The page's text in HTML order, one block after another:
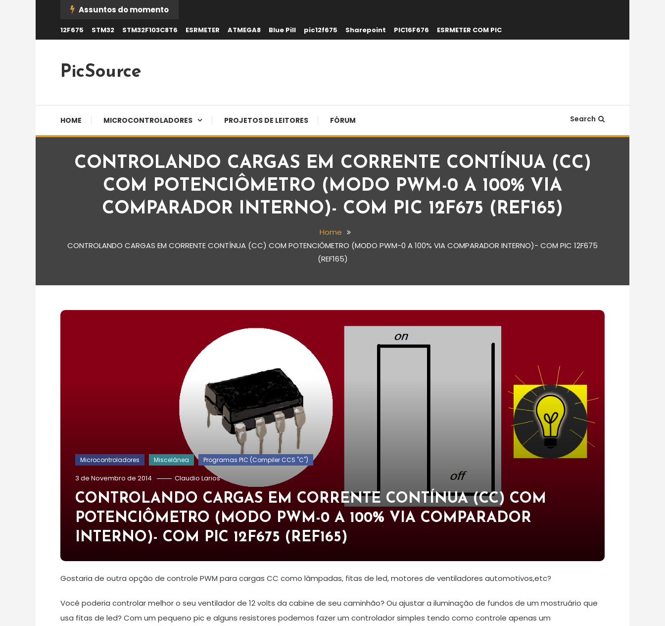
Content
Assuntos do momento
12F675 STM32 STM32F103C8T6 ESRMETER ATMEGA8 Blue Pill pic12f675 Sharepoint PIC16F676 ESRMETER COM PIC
PicSource
HOME MICROCONTROLADORES PROJETOS DE LEITORES FÓRUM Search
CONTROLANDO CARGAS EM CORRENTE CONTÍNUA (CC)
COM POTENCIÔMETRO (MODO PWM-0 A 100% VIA
COMPARADOR INTERNO)- COM PIC 12F675 (REF165)
Home
CONTROLANDO CARGAS EM CORRENTE CONTÍNUA (CC) COM POTENCIÔMETRO (MODO PWM-0 A 100% VIA COMPARADOR INTERNO)- COM PIC 12F675
(REF165)
Microcontroladores Miscelânea Programas PIC (Compiler CCS "C")
3 de Novembro de 2014 Claudio Larios
CONTROLANDO CARGAS EM CORRENTE CONTÍNUA (CC) COM
POTENCIÔMETRO (MODO PWM-0 A 100% VIA COMPARADOR
INTERNO)- COM PIC 12F675 (REF165)
Gostaria de outra opção de controle PWM para cargas CC como lâmpadas, fitas de led, motores de ventiladores automotivos,etc?
Você poderia controlar melhor o seu ventilador de 12 volts da cabine de seu caminhão? Ou ajustar a iluminação de fundos de um mostruário que
usa fitas de led? Com um pequeno pic e alguns resistores podemos fazer um controlador simples tendo como controle apenas um